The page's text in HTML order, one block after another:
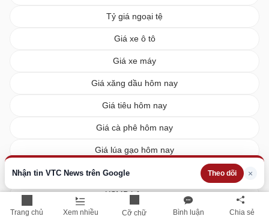
Trang chủ Xem nhiều Cỡ chữ Bình luận Chia sẻ
Nhận tin VTC News trên Google Theo dõi ×
Tỷ giá ngoại tệ
Giá xe ô tô
Giá xe máy
Giá xăng dầu hôm nay
Giá tiêu hôm nay
Giá cà phê hôm nay
Giá lúa gạo hôm nay
XSMN hôm nay
XSMB hôm nay
XSMT hôm nay